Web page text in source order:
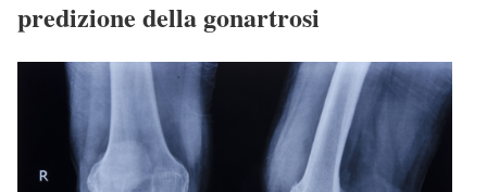
predizione della gonartrosi